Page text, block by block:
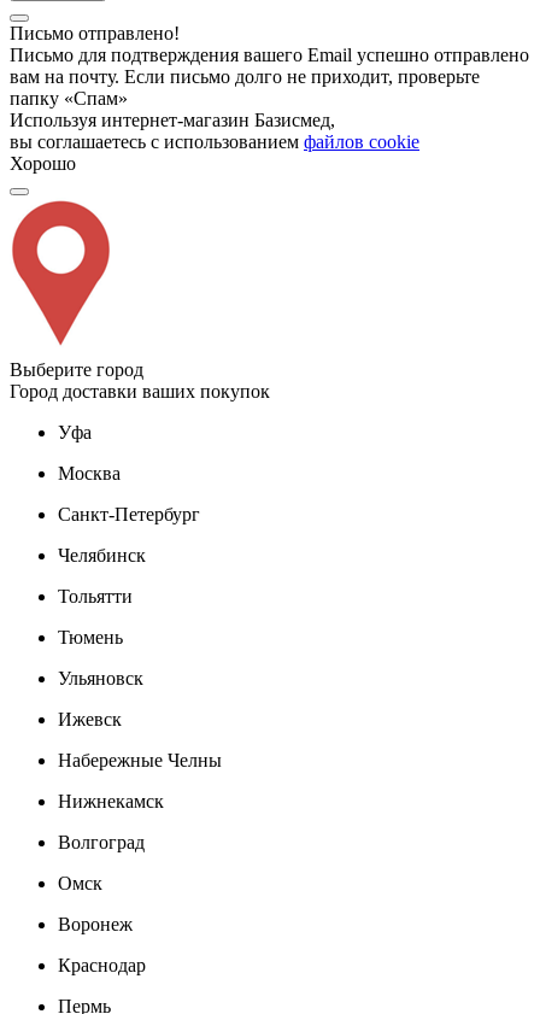
Письмо отправлено!
Письмо для подтверждения вашего Email успешно отправлено
вам на почту. Если письмо долго не приходит, проверьте
папку «Спам»
Используя интернет-магазин Базисмед,
вы соглашаетесь с использованием файлов cookie
Хорошо
Выберите город
Город доставки ваших покупок
Уфа
Москва
Санкт-Петербург
Челябинск
Тольятти
Тюмень
Ульяновск
Ижевск
Набережные Челны
Нижнекамск
Волгоград
Омск
Воронеж
Краснодар
Пермь